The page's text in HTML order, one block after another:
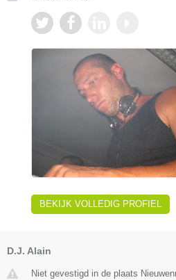
BEKIJK VOLLEDIG PROFIEL
D.J. Alain
Niet gevestigd in de plaats